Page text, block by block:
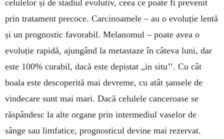
celulelor și de stadiul evolutiv, ceea ce poate fi prevenit
prin tratament precoce. Carcinoamele – au o evoluție lentă
și un prognostic favorabil. Melanomul – poate avea o
evoluție rapidă, ajungând la metastaze în câteva luni, dar
este 100% curabil, dacă este depistat „in situ’’. Cu cât
boala este descoperită mai devreme, cu atât șansele de
vindecare sunt mai mari. Dacă celulele canceroase se
răspândesc la alte organe prin intermediul vaselor de
sânge sau limfatice, prognosticul devine mai rezervat.